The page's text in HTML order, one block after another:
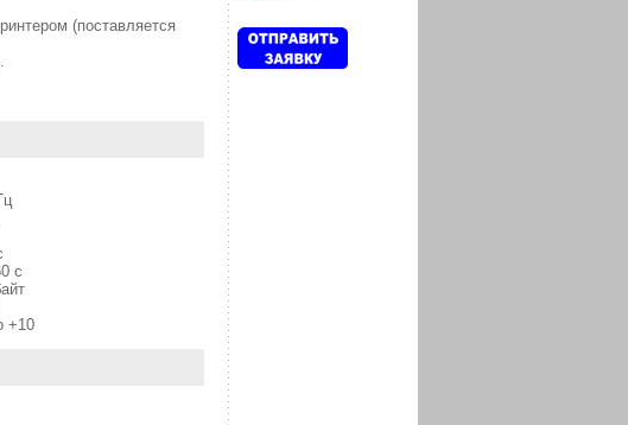
(поставляется
с